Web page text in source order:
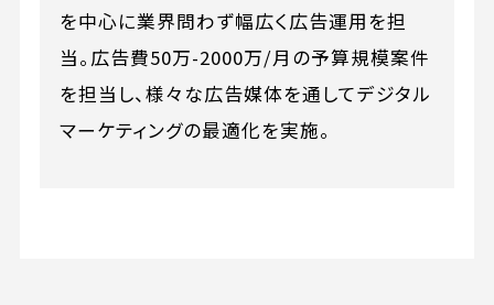
を中心に業界問わず幅広く広告運用を担
当。広告費50万-2000万/月の予算規模案件
を担当し、様々な広告媒体を通してデジタル
マーケティングの最適化を実施。